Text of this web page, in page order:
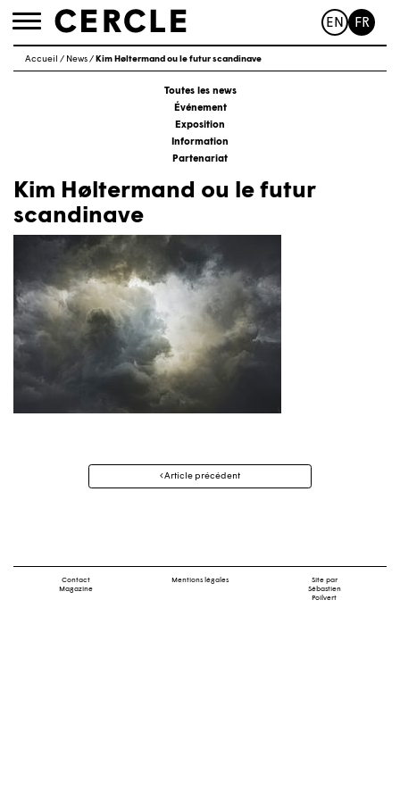
Toggle
EN FR
Accueil / News/ Kim Høltermand ou le futur scandinave
Toutes les news
Événement
Exposition
Information
Partenariat
Kim Høltermand ou le futur
scandinave
Navigation
Article précédent
Contact
Magazine
Mentions légales
Site par
Sébastien
Poilvert